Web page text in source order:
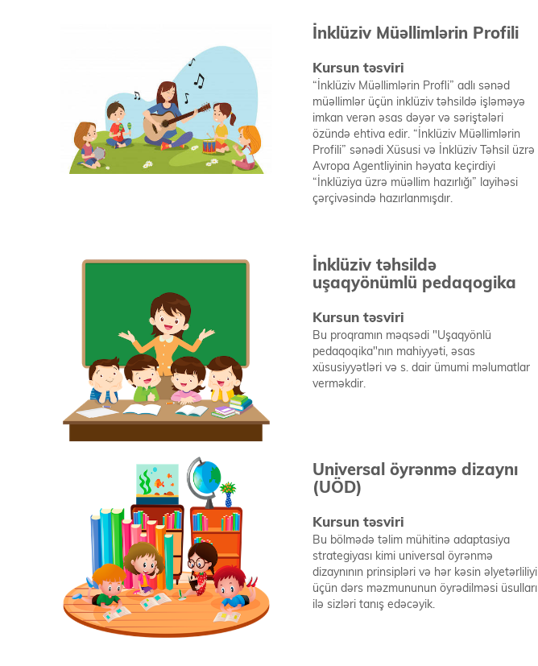
İnklüziv Müəllimlərin Profili
Kursun təsviri
“İnklüziv Müəllimlərin Profli” adlı sənəd
müəllimlər üçün inklüziv təhsildə işləməyə
imkan verən əsas dəyər və səriştələri
özündə ehtiva edir. “İnklüziv Müəllimlərin
Profili” sənədi Xüsusi və İnklüziv Təhsil üzrə
Avropa Agentliyinin həyata keçirdiyi
“İnklüziya üzrə müəllim hazırlığı” layihəsi
çərçivəsində hazırlanmışdır.
İnklüziv təhsildə
uşaqyönümlü pedaqogika
Kursun təsviri
Bu proqramın məqsədi "Uşaqyönlü
pedaqoqika"nın mahiyyəti, əsas
xüsusiyyətləri və s. dair ümumi məlumatlar
verməkdir.
Universal öyrənmə dizaynı
(UÖD)
Kursun təsviri
Bu bölmədə təlim mühitinə adaptasiya
strategiyası kimi universal öyrənmə
dizaynının prinsipləri və hər kəsin əlyetərliliyi
üçün dərs məzmununun öyrədilməsi üsulları
ilə sizləri tanış edəcəyik.